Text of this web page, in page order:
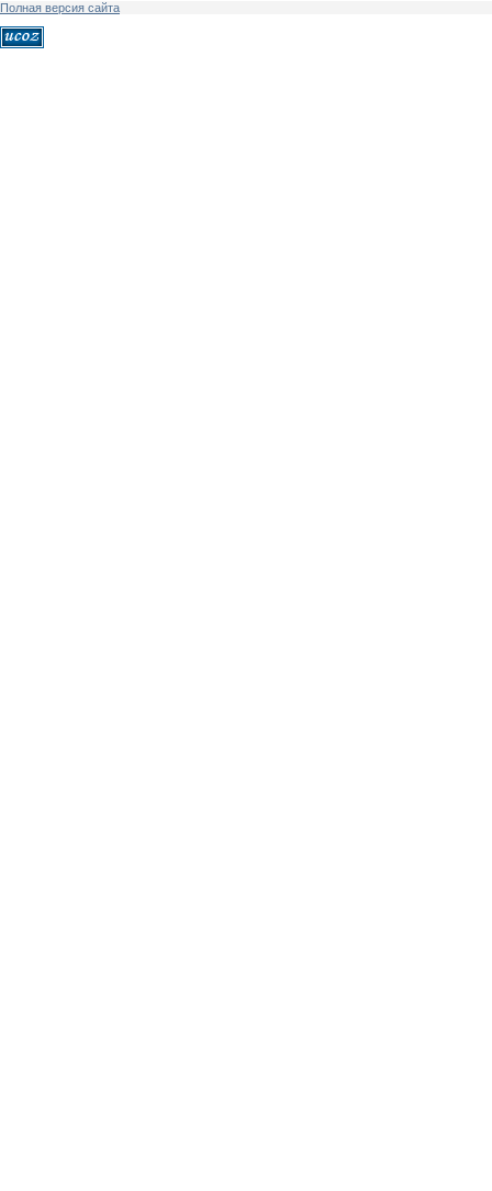
Полная версия сайта